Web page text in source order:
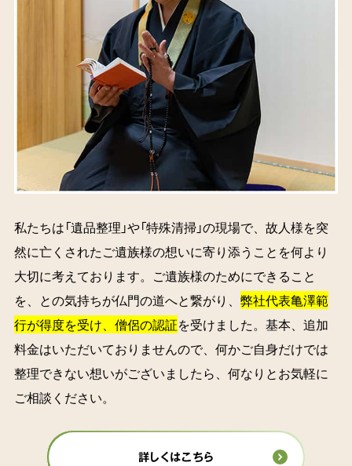
私たちは「遺品整理」や「特殊清掃」の現場で、故人様を突
然に亡くされたご遺族様の想いに寄り添うことを何より
大切に考えております。ご遺族様のためにできること
を、との気持ちが仏門の道へと繋がり、 弊社代表亀澤範
行が得度を受け、僧侶の認証を受けました。基本、追加
料金はいただいておりませんので、何かご自身だけでは
整理できない想いがございましたら、何なりとお気軽に
ご相談ください。
詳しくはこちら